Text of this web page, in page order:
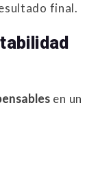
final.
en un